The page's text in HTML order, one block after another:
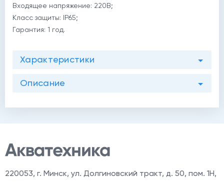
Входящее напряжение: 220В;
Класс защиты: IP65;
Гарантия: 1 год.
Характеристики
Описание
220053, г. Минск, ул. Долгиновский тракт, д. 50, пом. 1Н,